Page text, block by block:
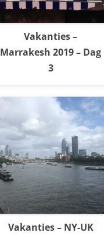
Vakanties –
Marrakesh 2019 – Dag
3
Vakanties – NY-UK